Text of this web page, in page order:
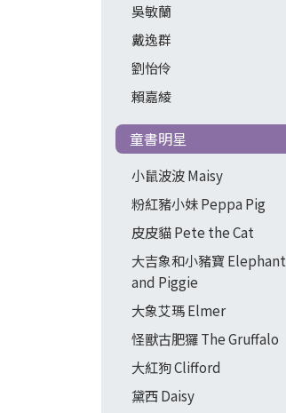
吳敏蘭
戴逸群
劉怡伶
賴嘉綾
童書明星
小鼠波波 Maisy
粉紅豬小妹 Peppa Pig
皮皮貓 Pete the Cat
大吉象和小豬寶 Elephant
and Piggie
大象艾瑪 Elmer
怪獸古肥玀 The Gruffalo
大紅狗 Clifford
黛西 Daisy